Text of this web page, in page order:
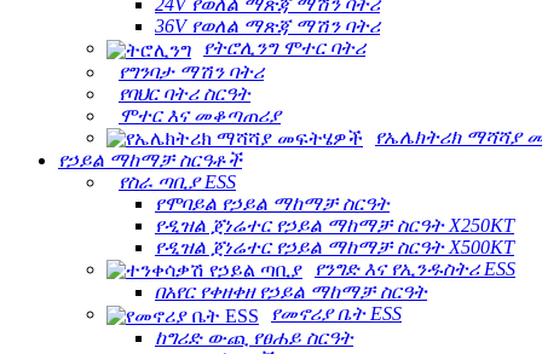
24V የወለል ማጽጃ ማሽን ባትሪ
36V የወለል ማጽጃ ማሽን ባትሪ
የትሮሊንግ ሞተር ባትሪ
የግንባታ ማሽን ባትሪ
የባህር ባትሪ ስርዓት
ሞተር እና መቆጣጠሪያ
የኤሌክትሪክ ማሻሻያ
የኃይል ማከማቻ ስርዓቶች
የስራ ጣቢያ ESS
የሞባይል የኃይል ማከማቻ ስርዓት
የዲዝል ጀነሬተር የኃይል ማከማቻ ስርዓት X250KT
የዲዝል ጀነሬተር የኃይል ማከማቻ ስርዓት X500KT
የንግድ እና የኢንዱስትሪ ESS
በአየር የቀዘቀዘ የኃይል ማከማቻ ስርዓት
የመኖሪያ ቤት ESS
ከግሪድ ውጪ የፀሐይ ስርዓት